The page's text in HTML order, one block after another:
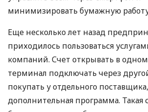
минимизировать бумажную
Еще несколько лет назад
приходилось пользоваться
компаний. Счет открывать в одном
терминал подключать через
покупать у отдельного
дополнительная программа. Такая